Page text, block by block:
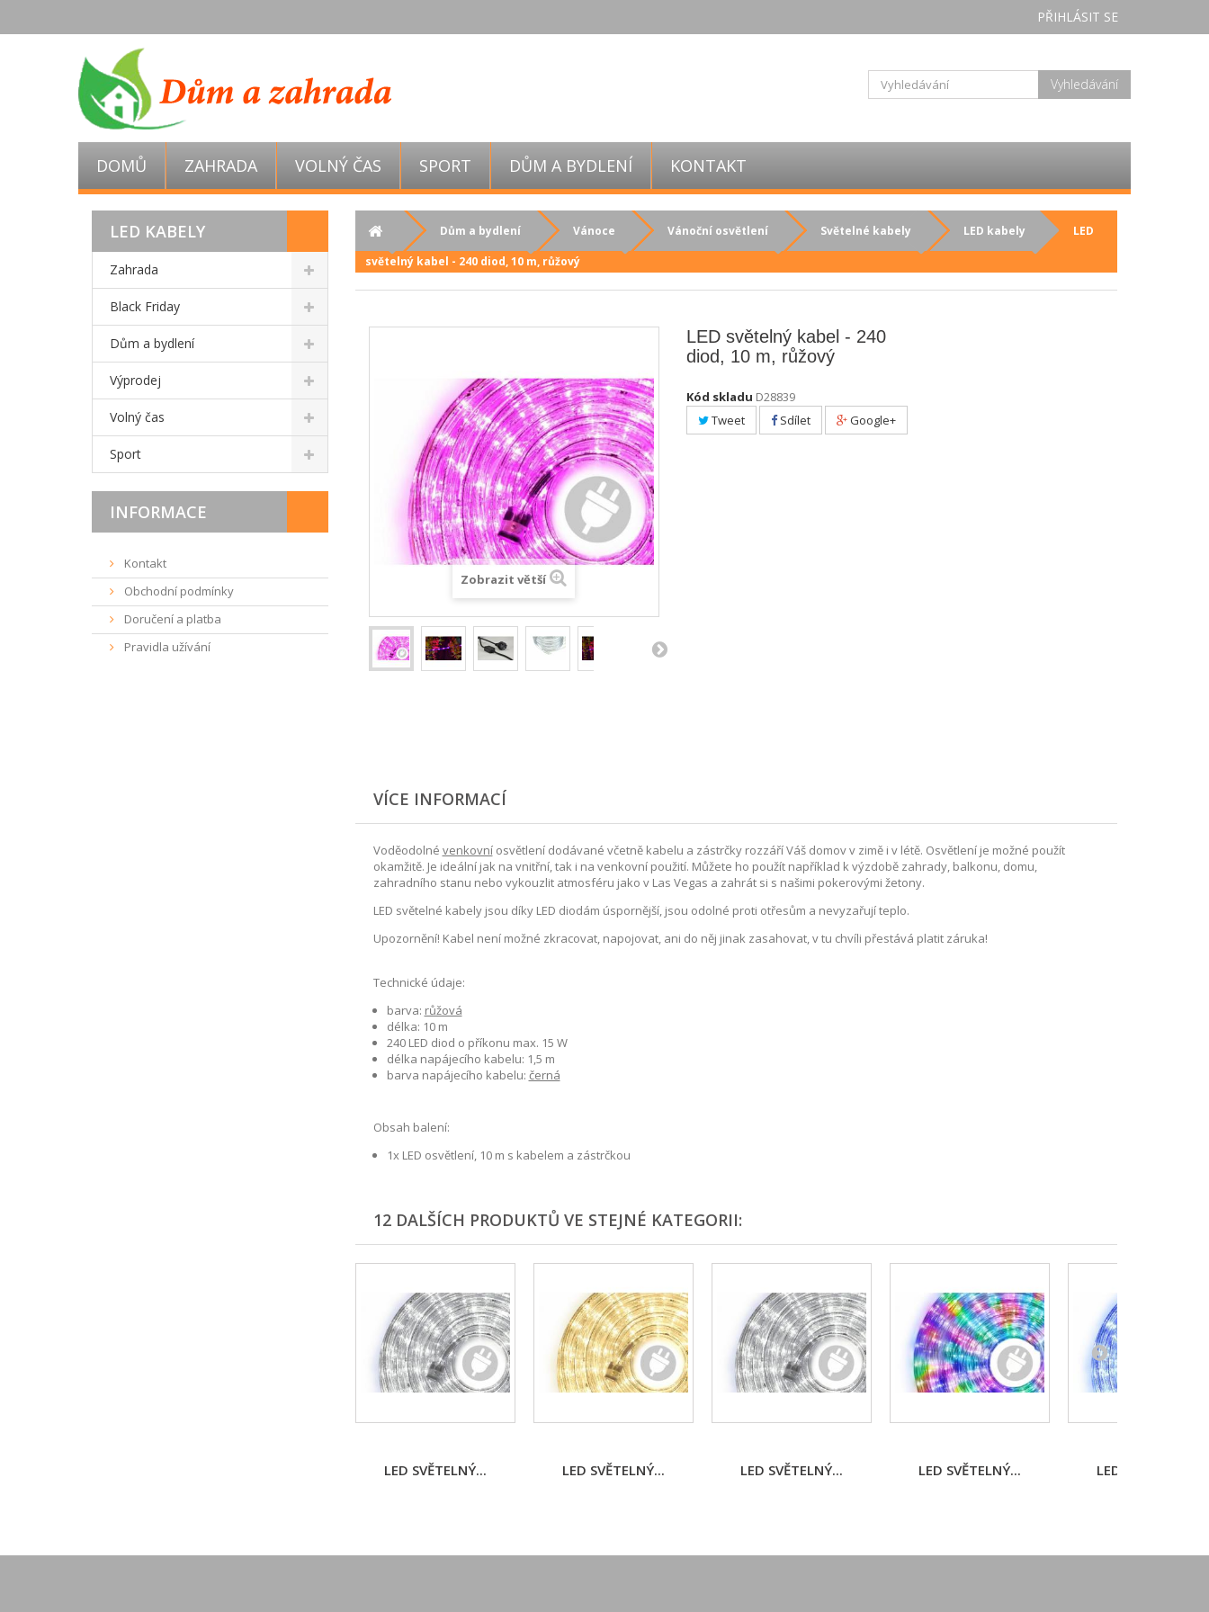
PŘIHLÁSIT SE
Vyhledávání
DOMŮ ZAHRADA VOLNÝ ČAS SPORT DŮM A BYDLENÍ KONTAKT
LED KABELY
Zahrada
Black Friday
Dům a bydlení
Výprodej
Volný čas
Sport
INFORMACE
Kontakt
Obchodní podmínky
Doručení a platba
Pravidla užívání
Dům a bydlení Vánoce Vánoční osvětlení Světelné kabely LED kabely
LED
světelný kabel - 240 diod, 10 m, růžový
Zobrazit větší
LED světelný kabel - 240
diod, 10 m, růžový
Kód skladu D28839
Tweet
Sdílet Google+
VÍCE INFORMACÍ
Voděodolné venkovníosvětlení dodávané včetně kabelu a zástrčky rozzáří Váš domov v zimě i v létě. Osvětlení je možné použít
okamžitě. Je ideální jak na vnitřní, tak i na venkovní použití. Můžete ho použít například k výzdobě zahrady, balkonu, domu,
zahradního stanu nebo vykouzlit atmosféru jako v Las Vegas a zahrát si s našimi pokerovými žetony.
LED světelné kabely jsou díky LED diodám úspornější, jsou odolné proti otřesům a nevyzařují teplo.
Upozornění! Kabel není možné zkracovat, napojovat, ani do něj jinak zasahovat, v tu chvíli přestává platit záruka!
Technické údaje:
barva: růžová
délka: 10 m
240 LED diod o příkonu max. 15 W
délka napájecího kabelu: 1,5 m
barva napájecího kabelu: černá
Obsah balení:
1x LED osvětlení, 10 m s kabelem a zástrčkou
12 DALŠÍCH PRODUKTŮ VE STEJNÉ KATEGORII:
LED SVĚTELNÝ... LED SVĚTELNÝ... LED SVĚTELNÝ... LED SVĚTELNÝ... LED SVĚTELNÝ...